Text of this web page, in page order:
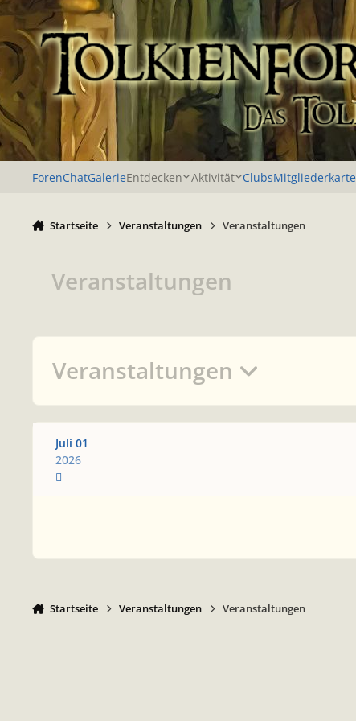
Zu Inhalt springen
ForenChatGalerieEntdecken Aktivität ClubsMitgliederkarte
Startseite Veranstaltungen Veranstaltungen
Veranstaltungen
Veranstaltungen
Juli 01
2026
Startseite Veranstaltungen Veranstaltungen